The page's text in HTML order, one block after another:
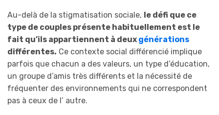
Au-delà de la stigmatisation sociale, le défi que ce
type de couples présente habituellement est le
fait qu’ils appartiennent à deux générations
différentes. Ce contexte social différencié implique
parfois que chacun a des valeurs, un type d’éducation,
un groupe d’amis très différents et la nécessité de
fréquenter des environnements qui ne correspondent
pas à ceux de l’ autre.